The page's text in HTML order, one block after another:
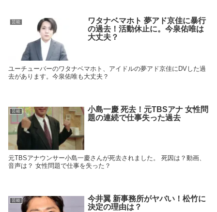
芸能
ワタナベマホト 夢アド京佳に暴行
の過去！活動休止に。今泉佑唯は
大丈夫？
ユーチューバーのワタナベマホト、アイドルの夢アド京佳にDVした過
去があります。今泉佑唯も大丈夫？
芸能
小島一慶 死去！元TBSアナ 女性問
題の連続で仕事失った過去
元TBSアナウンサー小島一慶さんが死去されました。 死因は？動画、
音声は？ 女性問題で仕事を失った？
芸能
今井翼 新事務所がヤバい！松竹に
決定の理由は？